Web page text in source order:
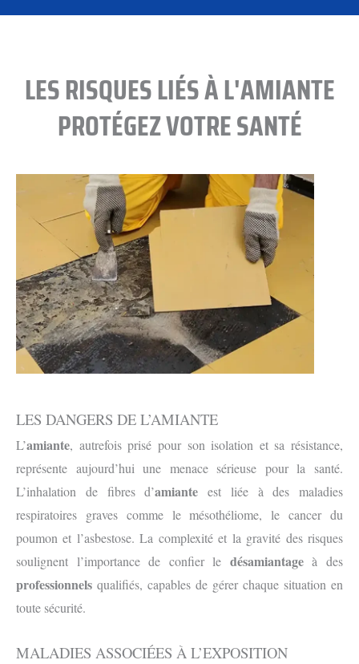
LES RISQUES LIÉS À L'AMIANTE
PROTÉGEZ VOTRE SANTÉ
LES DANGERS DE L’AMIANTE
L’amiante, autrefois prisé pour son isolation et sa résistance,
représente aujourd’hui une menace sérieuse pour la santé.
L’inhalation de fibres d’amiante est liée à des maladies
respiratoires graves comme le mésothéliome, le cancer du
poumon et l’asbestose. La complexité et la gravité des risques
soulignent l’importance de confier le désamiantageà des
professionnels qualifiés, capables de gérer chaque situation en
toute sécurité.
MALADIES ASSOCIÉES À L’EXPOSITION